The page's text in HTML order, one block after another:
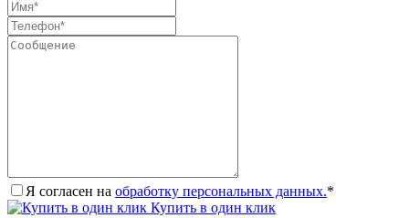
Я согласен на обработку персональных данных.*
Купить в один клик